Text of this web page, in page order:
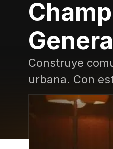
Construye
urbana. Con